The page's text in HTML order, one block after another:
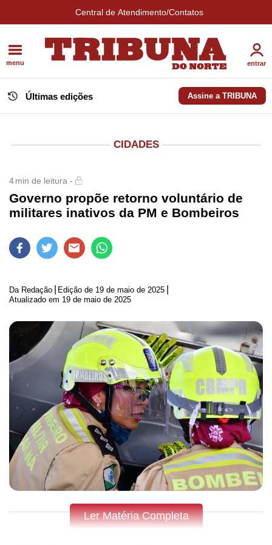
Central de Atendimento/Contatos
menu entrar
Últimas edições Assine a TRIBUNA
CIDADES
4min de leitura -
Governo propõe retorno voluntário de
militares inativos da PM e Bombeiros
Da Redação Edição de 19 de maio de 2025
Atualizado em 19 de maio de 2025
Ler Matéria Completa